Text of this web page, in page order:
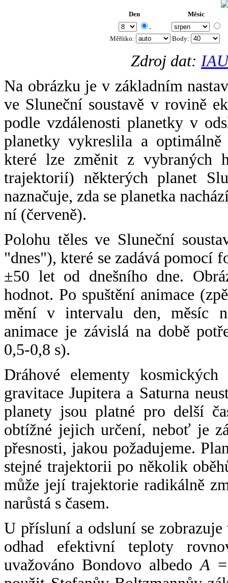
Den Měsíc
.
Měřítko: Body:
Zdroj dat:
Na obrázku je v základním
ve Sluneční soustavě v rovině
podle vzdálenosti planetky v
planetky vykreslila a
které lze změnit z vybraných
trajektorií) některých planet
naznačuje, zda se planetka
ní (červeně).
Polohu těles ve Sluneční
"dnes"), které se zadává pomocí
±50 let od dnešního dne.
hodnot. Po spuštění animace
mění v intervalu den, měsíc
animace je závislá na době
0,5-0,8 s).
Dráhové elementy
gravitace Jupitera a Saturna
planety jsou platné pro delší
obtížné jejich určení, neboť je
přesnosti, jakou požadujeme.
stejné trajektorii po několik
může její trajektorie radikálně
narůstá s časem.
U přísluní a odsluní se
odhad efektivní teploty
uvažováno Bondovo albedoA